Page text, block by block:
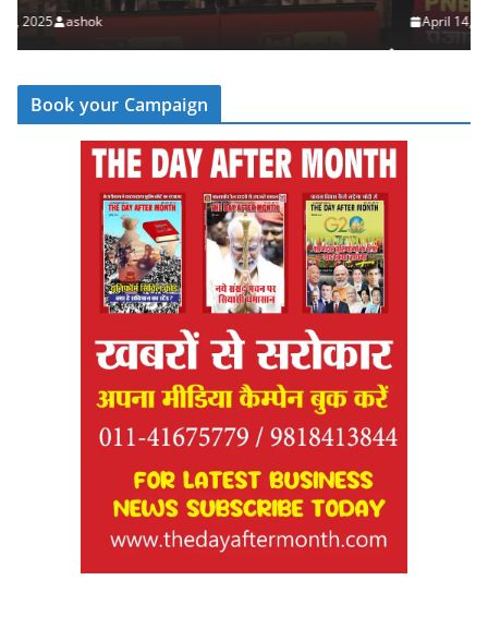
April 14, 2025
Book your Campaign